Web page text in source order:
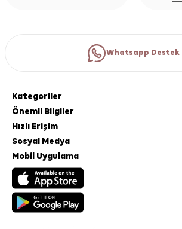
Whatsapp Destek
Kategoriler
Önemli Bilgiler
Hızlı Erişim
Sosyal Medya
Mobil Uygulama